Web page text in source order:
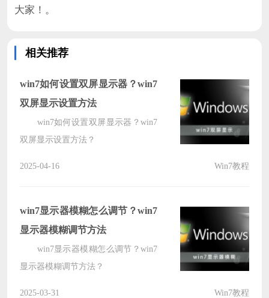
大家！。
相关推荐
win7如何设置双屏显示器？win7
双屏显示设置方法
win7如何设置双屏显示器？win7
双屏显示设置方法？
2025-04-16 Win7教程
win7显示器模糊怎么调节？win7
显示器模糊调节方法
win7显示器模糊怎么调节？win7
显示器模糊调节方法？
2025-03-31 Win7教程